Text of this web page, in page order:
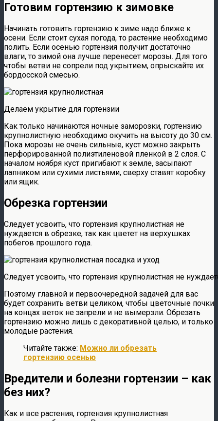
Готовим гортензию к зимовке
Начинать готовить гортензию к зиме надо ближе к
осени. Если стоит сухая погода, то растение необходимо
полить. Если осенью гортензия получит достаточно
влаги, то зимой она лучше перенесет морозы. Для того
чтобы ветви не сопрели под укрытием, опрыскайте их
бордосской смесью.
Делаем укрытие для гортензии
Как только начинаются ночные заморозки, гортензию
крупнолистную необходимо окучить на высоту до 30 см.
Пока морозы не очень сильные, куст можно закрыть
перфорированной полиэтиленовой пленкой в 2 слоя. С
началом ноября куст пригибают к земле, засыпают
лапником или сухими листьями, сверху ставят коробку
или ящик.
Обрезка гортензии
Следует усвоить, что гортензия крупнолистная не
нуждается в обрезке, так как цветет на верхушках
побегов прошлого года.
Следует усвоить, что гортензия крупнолистная не
Поэтому главной и первоочередной задачей для вас
будет сохранить ветви целиком, чтобы цветочные почки
на концах веток не запрели и не вымерзли. Обрезать
гортензию можно лишь с декоративной целью, и только
молодые растения.
Читайте также: Можно ли обрезать
гортензию осенью
Вредители и болезни гортензии – как
без них?
Как и все растения, гортензия крупнолистная